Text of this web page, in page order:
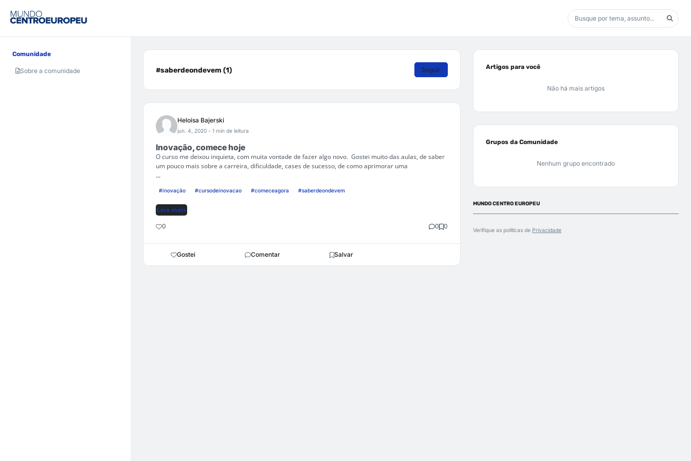
Comunidade
Sobre a comunidade #saberdeondevem (1) Seguir
Heloisa Bajerski
jun. 4, 2020 - 1 min de leitura
Inovação, comece hoje
O curso me deixou inquieta, com muita vontade de fazer algo novo. Gostei muito das aulas, de saber
um pouco mais sobre a carreira, dificuldade, cases de sucesso, de como aprimorar uma
...
#inovação #cursodeinovacao #comeceagora #saberdeondevem
Leia mais
0 0 0
Gostei Comentar Salvar
Artigos para você
Não há mais artigos
Grupos da Comunidade
Nenhum grupo encontrado
MUNDO CENTRO EUROPEU
Verifique as políticas de Privacidade